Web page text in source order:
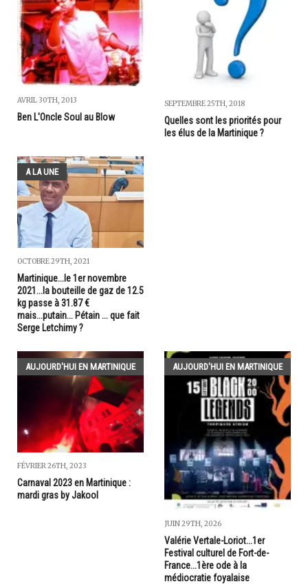
AVRIL 30TH, 2013
Ben L'Oncle Soul au Blow
SEPTEMBRE 25TH, 2018
Quelles sont les priorités pour
les élus de la Martinique ?
A LA UNE
OCTOBRE 29TH, 2021
Martinique...le 1er novembre
2021...la bouteille de gaz de 12.5
kg passe à 31.87 €
mais...putain... Pétain ... que fait
Serge Letchimy ?
AUJOURD'HUI EN MARTINIQUE
FÉVRIER 26TH, 2023
Carnaval 2023 en Martinique :
mardi gras by Jakool
AUJOURD'HUI EN MARTINIQUE
JUIN 29TH, 2026
Valérie Vertale-Loriot...1er
Festival culturel de Fort-de-
France...1ère ode à la
médiocratie foyalaise